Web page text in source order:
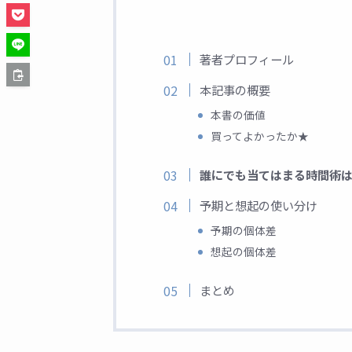
著者プロフィール
本記事の概要
本書の価値
買ってよかったか★
誰にでも当てはまる時間術
予期と想起の使い分け
予期の個体差
想起の個体差
まとめ